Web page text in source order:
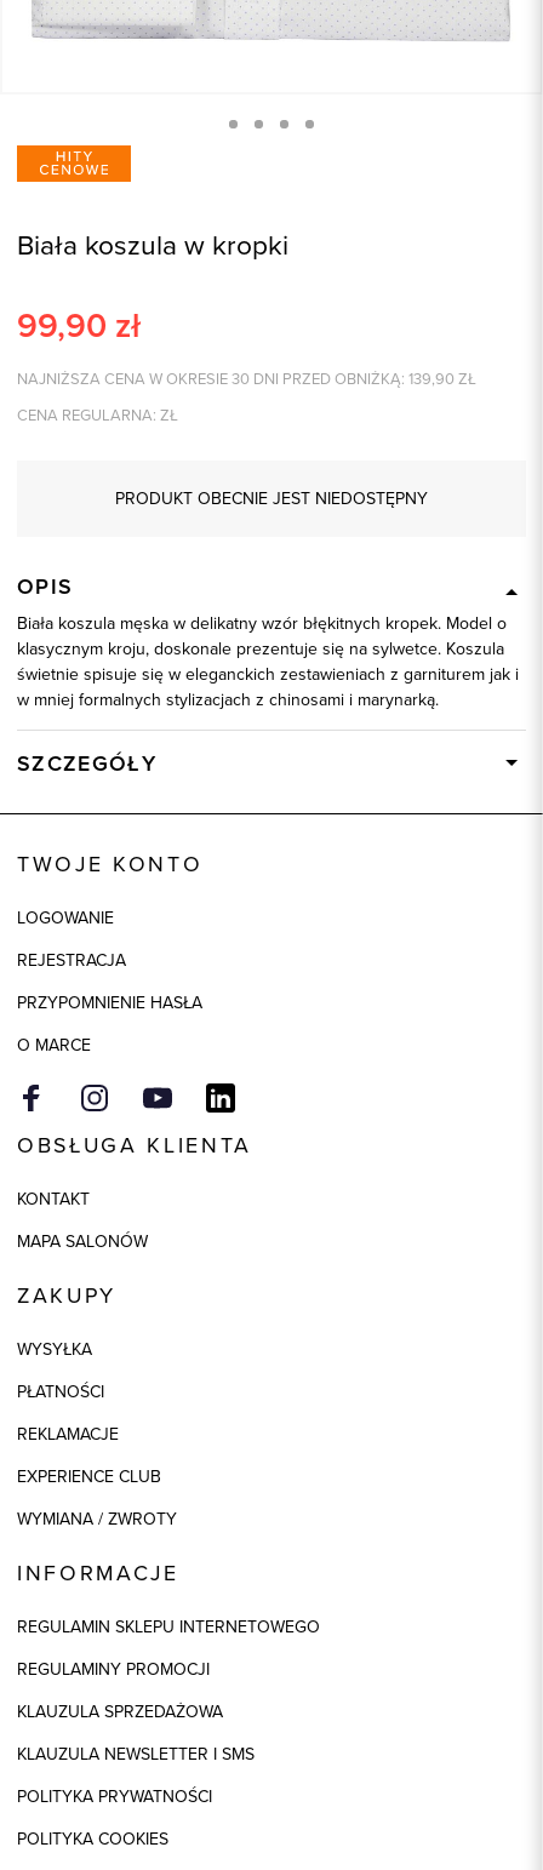
Biała koszula w kropki
99,90 zł
NAJNIŻSZA CENA W OKRESIE 30 DNI PRZED OBNIŻKĄ: 139,90 ZŁ
CENA REGULARNA: ZŁ
PRODUKT OBECNIE JEST NIEDOSTĘPNY
OPIS
Biała koszula męska w delikatny wzór błękitnych kropek. Model o
klasycznym kroju, doskonale prezentuje się na sylwetce. Koszula
świetnie spisuje się w eleganckich zestawieniach z garniturem jak i
w mniej formalnych stylizacjach z chinosami i marynarką.
SZCZEGÓŁY
TWOJE KONTO
LOGOWANIE
REJESTRACJA
PRZYPOMNIENIE HASŁA
O MARCE
OBSŁUGA KLIENTA
KONTAKT
MAPA SALONÓW
ZAKUPY
WYSYŁKA
PŁATNOŚCI
REKLAMACJE
EXPERIENCE CLUB
WYMIANA / ZWROTY
INFORMACJE
REGULAMIN SKLEPU INTERNETOWEGO
REGULAMINY PROMOCJI
KLAUZULA SPRZEDAŻOWA
KLAUZULA NEWSLETTER I SMS
POLITYKA PRYWATNOŚCI
POLITYKA COOKIES